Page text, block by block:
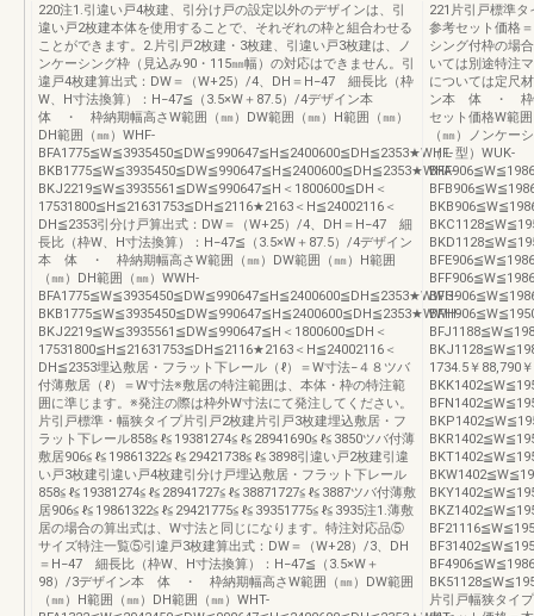
220注1.引違い戸4枚建、引分け戸の設定以外のデザインは、引
違い戸2枚建本体を使用することで、それぞれの枠と組合わせる
ことができます。2.片引戸2枚建・3枚建、引違い戸3枚建は、ノ
ンケーシング枠（見込み90・115㎜幅）の対応はできません。引
違戸4枚建算出式：DW＝（W+25）/4、DH＝H−47 細長比（枠
W、H寸法換算）：H−47≦（3.5×W＋87.5）/4デザイン本
体 ・ 枠納期幅高さW範囲（㎜）DW範囲（㎜）H範囲（㎜）
DH範囲（㎜）WHF-
BFA1775≦W≦3935450≦DW≦990647≦H≦2400600≦DH≦2353★WHF-
BKB1775≦W≦3935450≦DW≦990647≦H≦2400600≦DH≦2353★WHF-
BKJ2219≦W≦3935561≦DW≦990647≦H＜1800600≦DH＜
17531800≦H≦21631753≦DH≦2116★2163＜H≦24002116＜
DH≦2353引分け戸算出式：DW＝（W+25）/4、DH＝H−47 細
長比（枠W、H寸法換算）：H−47≦（3.5×W＋87.5）/4デザイン
本 体 ・ 枠納期幅高さW範囲（㎜）DW範囲（㎜）H範囲
（㎜）DH範囲（㎜）WWH-
BFA1775≦W≦3935450≦DW≦990647≦H≦2400600≦DH≦2353★WWH-
BKB1775≦W≦3935450≦DW≦990647≦H≦2400600≦DH≦2353★WWH-
BKJ2219≦W≦3935561≦DW≦990647≦H＜1800600≦DH＜
17531800≦H≦21631753≦DH≦2116★2163＜H≦24002116＜
DH≦2353埋込敷居・フラット下レール（ℓ）＝W寸法−４８ツバ
付薄敷居（ℓ）＝W寸法※敷居の特注範囲は、本体・枠の特注範
囲に準じます。※発注の際は枠外W寸法にて発注してください。
片引戸標準・幅狭タイプ片引戸2枚建片引戸3枚建埋込敷居・フ
ラット下レール858≦ℓ≦19381274≦ℓ≦28941690≦ℓ≦3850ツバ付薄
敷居906≦ℓ≦19861322≦ℓ≦29421738≦ℓ≦3898引違い戸2枚建引違
い戸3枚建引違い戸4枚建引分け戸埋込敷居・フラット下レール
858≦ℓ≦19381274≦ℓ≦28941727≦ℓ≦38871727≦ℓ≦3887ツバ付薄敷
居906≦ℓ≦19861322≦ℓ≦29421775≦ℓ≦39351775≦ℓ≦3935注1.薄敷
居の場合の算出式は、W寸法と同じになります。特注対応品⑤
サイズ特注一覧⑤引違戸3枚建算出式：DW＝（W+28）/3、DH
＝H−47 細長比（枠W、H寸法換算）：H−47≦（3.5×W＋
98）/3デザイン本 体 ・ 枠納期幅高さW範囲（㎜）DW範囲
（㎜）H範囲（㎜）DH範囲（㎜）WHT-
221片引戸標準
参考セット価格
シング付枠の場
いては別途特注
については定尺
ン本 体 ・ 枠納
セット価格W範
（㎜）ノンケー
（Ｌ型）WUK-
1734.5￥88,790
片引戸幅狭タイ